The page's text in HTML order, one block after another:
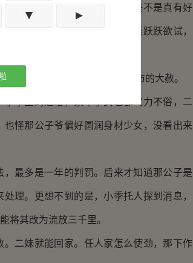
，一边是不知道做成了究竟是不是真有好
依无靠自然不在意这些，甚至跃跃欲试，
急这明堂建成，等太后那时宣布的大赦。
季生的魁梧，家中子女也都气力不俗，二
怪那公子爷偏好圆润身材少女，没看出来
最多是一年的判罚。后来才知道那公子是
理。更想不到的是，小季托人探到消息，
将其改为流放三千里。
二妹就能回家。任人家怎么使劲，那下作